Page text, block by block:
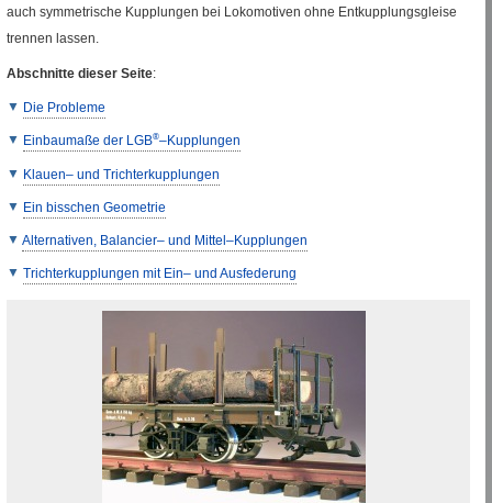
auch symmetrische Kupplungen bei Lokomotiven ohne Entkupplungsgleise
trennen lassen.
Abschnitte dieser Seite:
Die Probleme
Einbaumaße der LGB®–Kupplungen
Klauen– und Trichterkupplungen
Ein bisschen Geometrie
Alternativen, Balancier– und Mittel–Kupplungen
Trichterkupplungen mit Ein– und Ausfederung